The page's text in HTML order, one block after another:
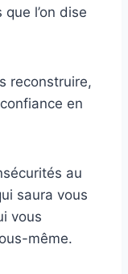
l’on dise
reconstruire,
en
au
saura vous
vous
même.